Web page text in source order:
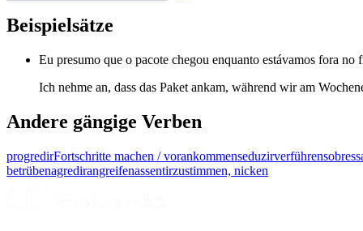
Beispielsätze
Eu presumo que o pacote chegou enquanto estávamos fora no
Ich nehme an, dass das Paket ankam, während wir am
Andere gängige Verben
progredirFortschritte machen / vorankommenseduzirverführen
betrübenagredirangreifenassentirzustimmen, nicken